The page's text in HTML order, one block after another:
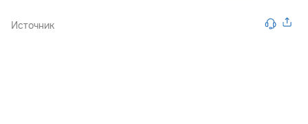
Источник